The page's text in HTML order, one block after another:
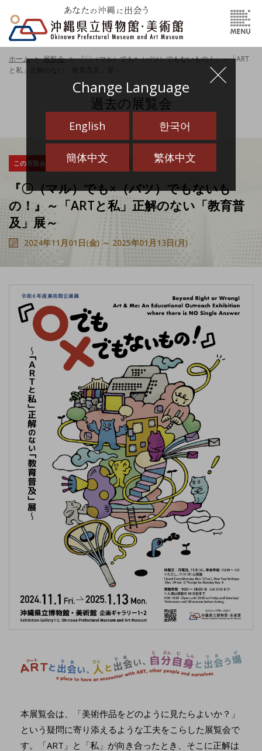
Change Language
English 한국어
簡体中文 繁体中文
ホーム 展覧会
『〇（マル）でも×（バツ）でもないもの！』～「ART
と私」正解のない「教育普及」展～
過去の展覧会
この展覧会は終了しました 美術館
『〇（マル）でも×（バツ）でもないも
の！』～「ARTと私」正解のない「教育普
及」展～
2024年11月01日(金) ～ 2025年01月13日(月)
本展覧会は、「美術作品をどのように見たらよいか？」
という疑問に寄り添えるような工夫をこらした展覧会で
す。「ART」と「私」が向き合ったとき、そこに正解は